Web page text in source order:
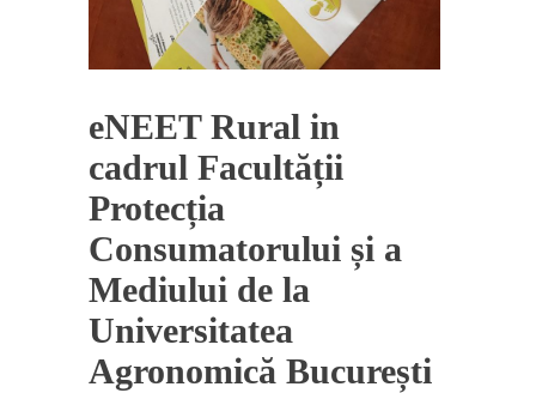
eNEET Rural in
cadrul Facultății
Protecția
Consumatorului și a
Mediului de la
Universitatea
Agronomică București